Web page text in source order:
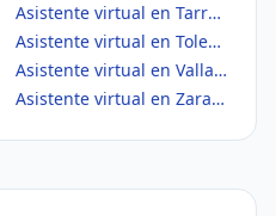
Asistente virtual en Tarragona
Asistente virtual en Toledo
Asistente virtual en Valladolid
Asistente virtual en Zaragoza